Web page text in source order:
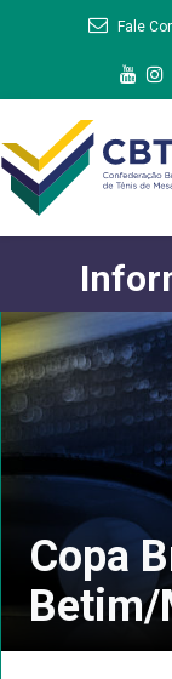
Fale
Copa
Betim/